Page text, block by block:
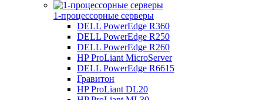
1-процессорные серверы
DELL PowerEdge R360
DELL PowerEdge R250
DELL PowerEdge R260
HP ProLiant MicroServer
DELL PowerEdge R6615
Гравитон
HP ProLiant DL20